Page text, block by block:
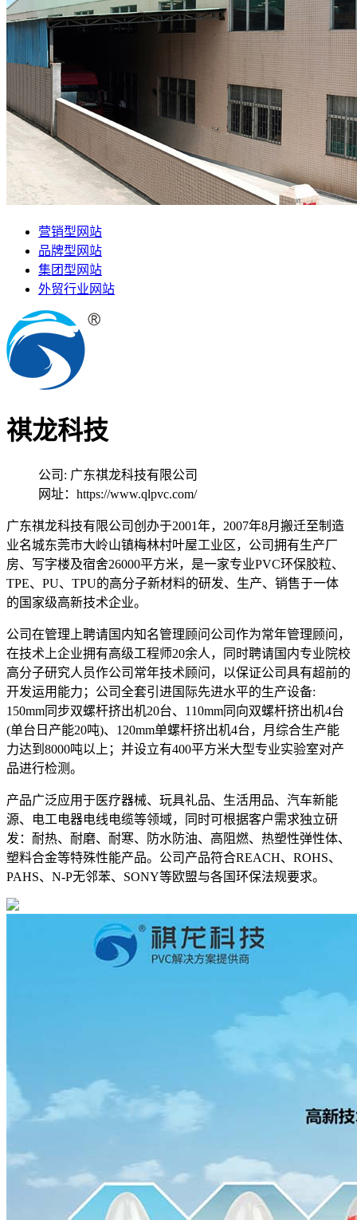
营销型网站
品牌型网站
集团型网站
外贸行业网站
祺龙科技
公司: 广东祺龙科技有限公司
网址：https://www.qlpvc.com/
广东祺龙科技有限公司创办于2001年，2007年8月搬迁至制造
业名城东莞市大岭山镇梅林村叶屋工业区，公司拥有生产厂
房、写字楼及宿舍26000平方米，是一家专业PVC环保胶粒、
TPE、PU、TPU的高分子新材料的研发、生产、销售于一体
的国家级高新技术企业。
公司在管理上聘请国内知名管理顾问公司作为常年管理顾问，
在技术上企业拥有高级工程师20余人，同时聘请国内专业院校
高分子研究人员作公司常年技术顾问，以保证公司具有超前的
开发运用能力；公司全套引进国际先进水平的生产设备:
150mm同步双螺杆挤出机20台、110mm同向双螺杆挤出机4台
(单台日产能20吨)、120mm单螺杆挤出机4台，月综合生产能
力达到8000吨以上；并设立有400平方米大型专业实验室对产
品进行检测。
产品广泛应用于医疗器械、玩具礼品、生活用品、汽车新能
源、电工电器电线电缆等领域，同时可根据客户需求独立研
发：耐热、耐磨、耐寒、防水防油、高阻燃、热塑性弹性体、
塑料合金等特殊性能产品。公司产品符合REACH、ROHS、
PAHS、N-P无邻苯、SONY等欧盟与各国环保法规要求。